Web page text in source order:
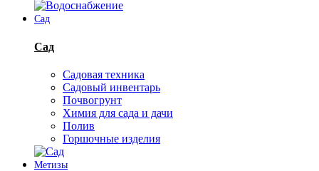
Сад
Сад
Садовая техника
Садовый инвентарь
Почвогрунт
Химия для сада и дачи
Полив
Горшочные изделия
Метизы